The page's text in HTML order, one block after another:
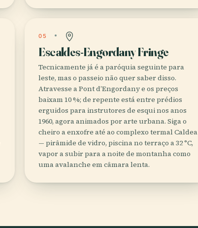
05
Escaldes-Engordany Fringe
Tecnicamente já é a paróquia seguinte para
leste, mas o passeio não quer saber disso.
Atravesse a Pont d’Engordany e os preços
baixam 10 %; de repente está entre prédios
erguidos para instrutores de esqui nos anos
1960, agora animados por arte urbana. Siga o
cheiro a enxofre até ao complexo termal Caldea
— pirâmide de vidro, piscina no terraço a 32 °C,
vapor a subir para a noite de montanha como
uma avalanche em câmara lenta.